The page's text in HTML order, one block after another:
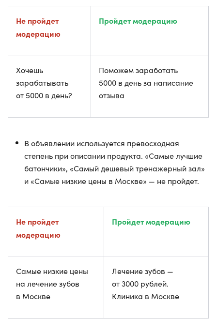
Не пройдет
модерацию
Пройдет модерацию
Хочешь
зарабатывать
от 5000 в день?
Поможем заработать
5000 в день за написание
отзыва
В объявлении используется превосходная
степень при описании продукта. «Самые лучшие
батончики», «Самый дешевый тренажерный зал»
и «Самые низкие цены в Москве» — не пройдет.
Не пройдет
модерацию
Пройдет модерацию
Самые низкие цены
на лечение зубов
в Москве
Лечение зубов —
от 3000 рублей.
Клиника в Москве